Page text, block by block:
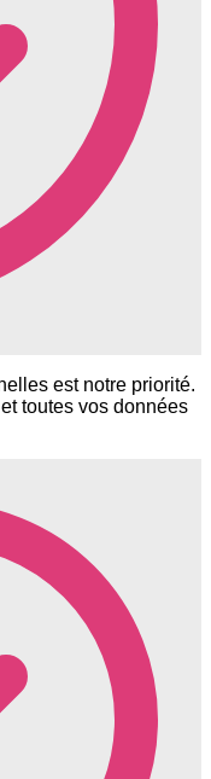
est notre priorité.
toutes vos données